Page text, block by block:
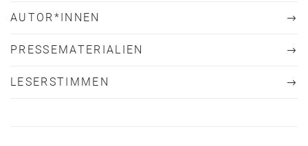
AUTOR*INNEN
PRESSEMATERIALIEN
LESERSTIMMEN